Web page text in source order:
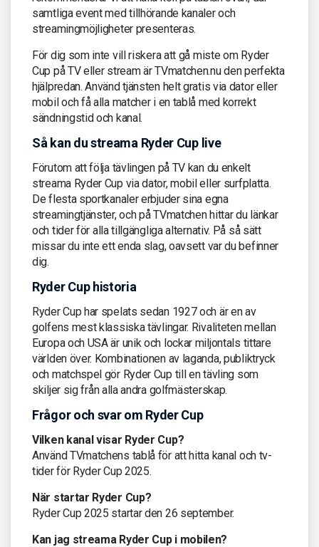
samtliga event med tillhörande kanaler och
streamingmöjligheter presenteras.
För dig som inte vill riskera att gå miste om Ryder
Cup på TV eller stream är TVmatchen.nu den perfekta
hjälpredan. Använd tjänsten helt gratis via dator eller
mobil och få alla matcher i en tablå med korrekt
sändningstid och kanal.
Så kan du streama Ryder Cup live
Förutom att följa tävlingen på TV kan du enkelt
streama Ryder Cup via dator, mobil eller surfplatta.
De flesta sportkanaler erbjuder sina egna
streamingtjänster, och på TVmatchen hittar du länkar
och tider för alla tillgängliga alternativ. På så sätt
missar du inte ett enda slag, oavsett var du befinner
dig.
Ryder Cup historia
Ryder Cup har spelats sedan 1927 och är en av
golfens mest klassiska tävlingar. Rivaliteten mellan
Europa och USA är unik och lockar miljontals tittare
världen över. Kombinationen av laganda, publiktryck
och matchspel gör Ryder Cup till en tävling som
skiljer sig från alla andra golfmästerskap.
Frågor och svar om Ryder Cup
Vilken kanal visar Ryder Cup?
Använd TVmatchens tablå för att hitta kanal och tv-
tider för Ryder Cup 2025.
När startar Ryder Cup?
Ryder Cup 2025 startar den 26 september.
Kan jag streama Ryder Cup i mobilen?